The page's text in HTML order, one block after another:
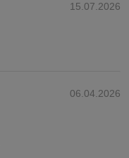
15.07.2026
06.04.2026